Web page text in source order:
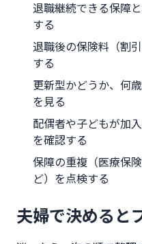
退職継続できる保障
する
退職後の保険料（割
する
更新型かどうか、何
を見る
配偶者や子どもが加
を確認する
保障の重複（医療保
ど）を点検する
夫婦で決めると